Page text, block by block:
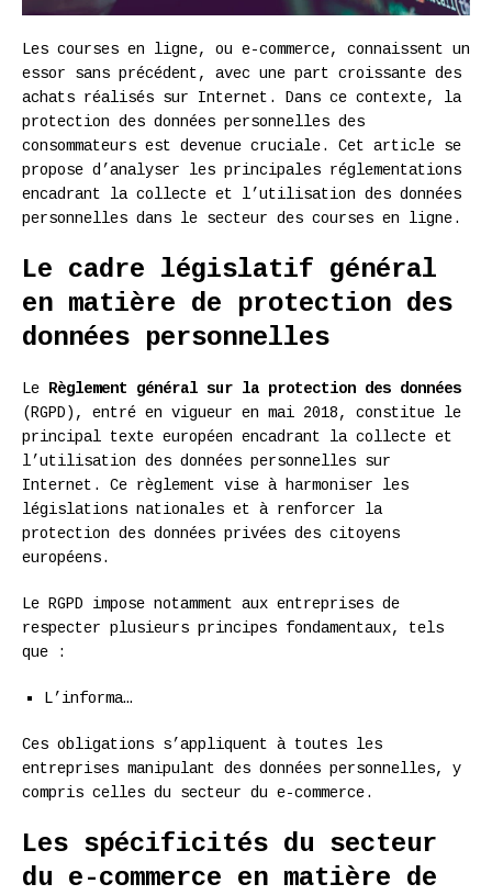
Les courses en ligne, ou e-commerce, connaissent un
essor sans précédent, avec une part croissante des
achats réalisés sur Internet. Dans ce contexte, la
protection des données personnelles des
consommateurs est devenue cruciale. Cet article se
propose d’analyser les principales réglementations
encadrant la collecte et l’utilisation des données
personnelles dans le secteur des courses en ligne.
Le cadre législatif général
en matière de protection des
données personnelles
Le
Règlement général sur la protection des données
(RGPD), entré en vigueur en mai 2018, constitue le
principal texte européen encadrant la collecte et
l’utilisation des données personnelles sur
Internet. Ce règlement vise à harmoniser les
législations nationales et à renforcer la
protection des données privées des citoyens
européens.
Le RGPD impose notamment aux entreprises de
respecter plusieurs principes fondamentaux, tels
que :
L’informa…
Ces obligations s’appliquent à toutes les
entreprises manipulant des données personnelles, y
compris celles du secteur du e-commerce.
Les spécificités du secteur
du e-commerce en matière de